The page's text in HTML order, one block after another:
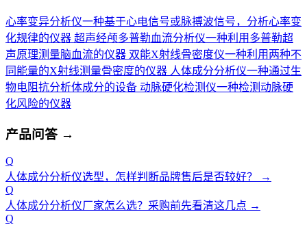
心率变异分析仪一种基于心电信号或脉搏波信号，分析心率变
化规律的仪器 超声经颅多普勒血流分析仪一种利用多普勒超
声原理测量脑血流的仪器 双能X射线骨密度仪一种利用两种不
同能量的X射线测量骨密度的仪器 人体成分分析仪一种通过生
物电阻抗分析体成分的设备 动脉硬化检测仪一种检测动脉硬
化风险的仪器
产品问答 →
Q
人体成分分析仪选型，怎样判断品牌售后是否较好？
→
Q
人体成分分析仪厂家怎么选？采购前先看清这几点 →
Q